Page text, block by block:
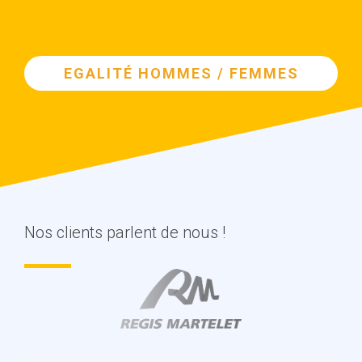
EGALITÉ HOMMES / FEMMES
Nos clients parlent de nous !